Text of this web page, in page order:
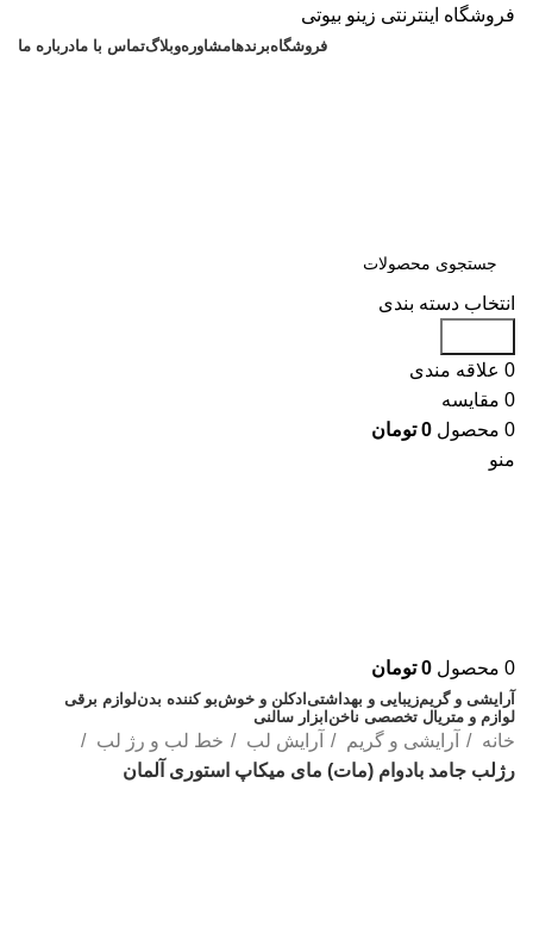
فروشگاه اینترنتی زینو بیوتی
فروشگاهبرندهامشاورهوبلاگتماس با مادرباره ما
انتخاب دسته بندی
0 علاقه مندی
0 مقایسه
0 محصول 0 تومان
منو
0 محصول 0 تومان
آرایشی و گریمزیبایی و بهداشتی ادکلن و خوش‌بو کننده بدنلوازم برقی
لوازم و متریال تخصصی ناخن ابزار سالنی
خانه آرایشی و گریم آرایش لب
خط لب و رژ لب
رژلب جامد بادوام (مات) مای میکاپ استوری آلمان